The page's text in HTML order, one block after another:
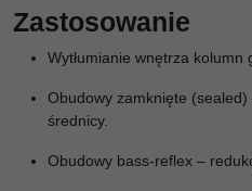
Zastosowanie
Wytłumianie wnętrza kolumn
Obudowy zamknięte (sealed)
średnicy.
Obudowy bass-reflex –